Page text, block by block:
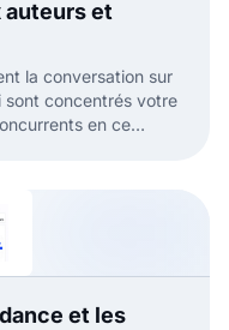
auteurs et
la conversation sur
sont concentrés votre
en ce
et les